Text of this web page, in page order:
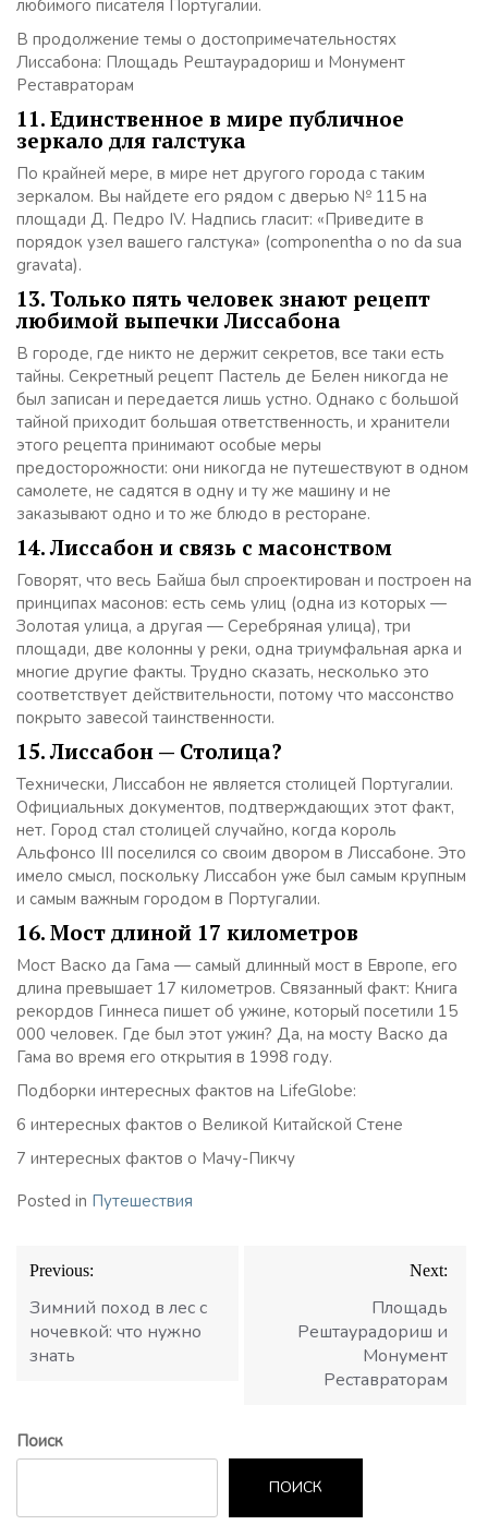
любимого писателя Португалии.
В продолжение темы о достопримечательностях
Лиссабона: Площадь Рештаурадориш и Монумент
Реставраторам
11. Единственное в мире публичное
зеркало для галстука
По крайней мере, в мире нет другого города с таким
зеркалом. Вы найдете его рядом с дверью № 115 на
площади Д. Педро IV. Надпись гласит: «Приведите в
порядок узел вашего галстука» (componentha o no da sua
gravata).
13. Только пять человек знают рецепт
любимой выпечки Лиссабона
В городе, где никто не держит секретов, все таки есть
тайны. Секретный рецепт Пастель де Белен никогда не
был записан и передается лишь устно. Однако с большой
тайной приходит большая ответственность, и хранители
этого рецепта принимают особые меры
предосторожности: они никогда не путешествуют в одном
самолете, не садятся в одну и ту же машину и не
заказывают одно и то же блюдо в ресторане.
14. Лиссабон и связь с масонством
Говорят, что весь Байша был спроектирован и построен на
принципах масонов: есть семь улиц (одна из которых —
Золотая улица, а другая — Серебряная улица), три
площади, две колонны у реки, одна триумфальная арка и
многие другие факты. Трудно сказать, несколько это
соответствует действительности, потому что массонство
покрыто завесой таинственности.
15. Лиссабон — Столица?
Технически, Лиссабон не является столицей Португалии.
Официальных документов, подтверждающих этот факт,
нет. Город стал столицей случайно, когда король
Альфонсо III поселился со своим двором в Лиссабоне. Это
имело смысл, поскольку Лиссабон уже был самым крупным
и самым важным городом в Португалии.
16. Мост длиной 17 километров
Мост Васко да Гама — самый длинный мост в Европе, его
длина превышает 17 километров. Связанный факт: Книга
рекордов Гиннеса пишет об ужине, который посетили 15
000 человек. Где был этот ужин? Да, на мосту Васко да
Гама во время его открытия в 1998 году.
Подборки интересных фактов на LifeGlobe:
6 интересных фактов о Великой Китайской Стене
7 интересных фактов о Мачу-Пикчу
Posted in Путешествия
Навигация
по
записям
Previous:
Зимний поход в лес с
ночевкой: что нужно
знать
Next:
Площадь
Рештаурадориш и
Монумент
Реставраторам
Поиск
ПОИСК